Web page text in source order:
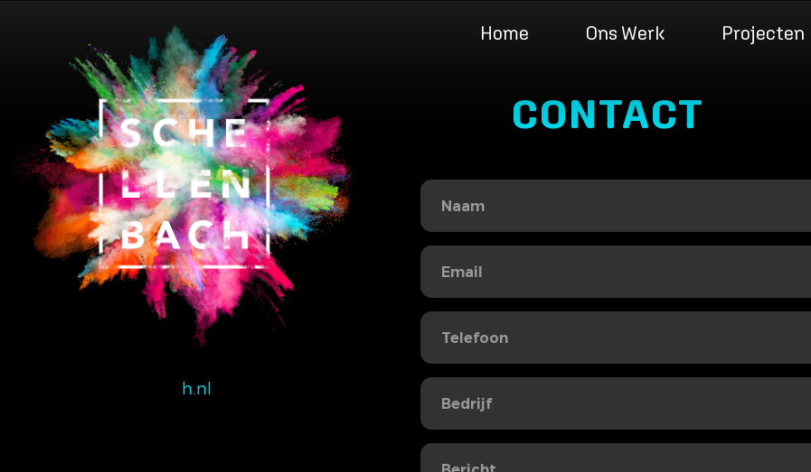
Home Ons Werk Projecten
CONTACT
Schellenbach BV
Ind. Terrein Dombosch I
Zalmweg 1A
4941 VX Raamsdonksveer
info@schellenbach.nl